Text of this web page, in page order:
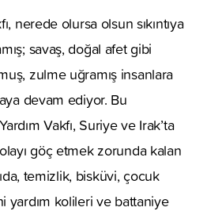
nerede olursa olsun sıkıntıya
savaş, doğal afet gibi
zulme uğramış insanlara
devam ediyor. Bu
Vakfı, Suriye ve Irak’ta
göç etmek zorunda kalan
temizlik, bisküvi, çocuk
yardım kolileri ve battaniye